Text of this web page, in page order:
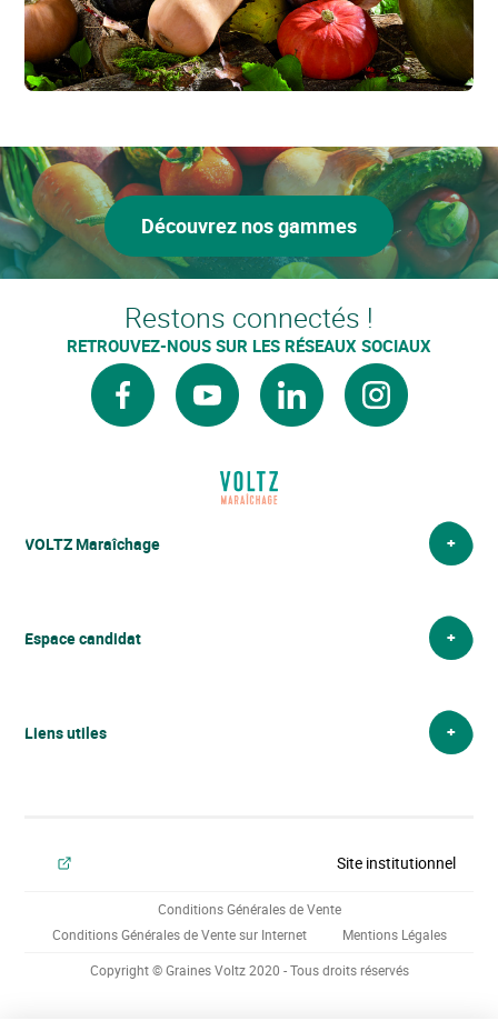
Découvrez nos gammes
Restons connectés !
RETROUVEZ-NOUS SUR LES RÉSEAUX SOCIAUX
facebookyoutube linkedin instagram
VOLTZ Maraîchage
Espace candidat
Liens utiles
Site institutionnel
Copyright © Graines Voltz 2020 - Tous droits réservés
Conditions Générales de Vente
Conditions Générales de Vente sur Internet
Mentions Légales